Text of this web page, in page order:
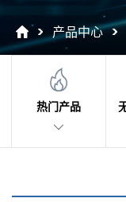
产品中心
热门产品